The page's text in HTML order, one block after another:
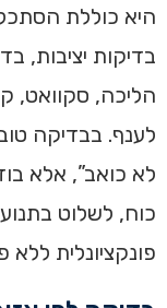
היא כוללת
בדיקות יציבות,
הליכה, סקוואט,
לענף. בבדיקה
לא כואב”, אלא
כוח, לשלוט
פונקציונלית ללא